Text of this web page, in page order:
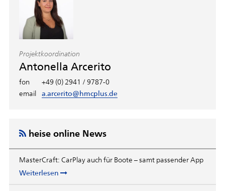
Projektkoordination
Antonella Arcerito
fon
+49 (0) 2941 / 9787-0
email
a.arcerito@hmcplus.de
heise online News
MasterCraft: CarPlay auch für Boote – samt passender App
Weiterlesen